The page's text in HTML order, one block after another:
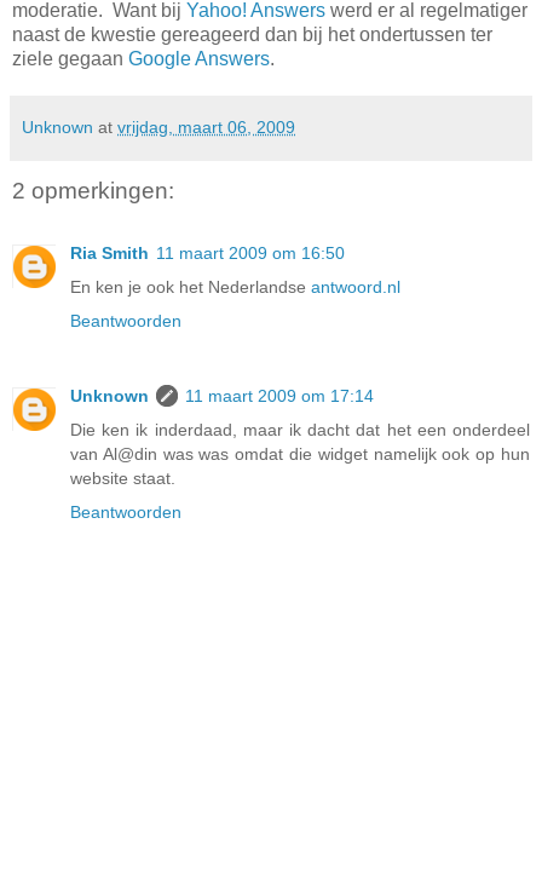
moderatie. Want bij Yahoo! Answers werd er al regelmatiger
naast de kwestie gereageerd dan bij het ondertussen ter
ziele gegaan Google Answers.
Unknown at vrijdag, maart 06, 2009
2 opmerkingen:
Ria Smith 11 maart 2009 om 16:50
En ken je ook het Nederlandse antwoord.nl
Beantwoorden
Unknown
11 maart 2009 om 17:14
Die ken ik inderdaad, maar ik dacht dat het een onderdeel
van Al@din was was omdat die widget namelijk ook op hun
website staat.
Beantwoorden